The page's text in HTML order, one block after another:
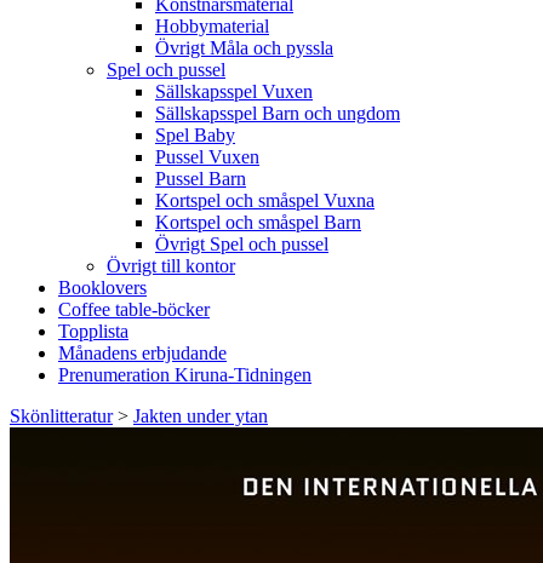
Konstnärsmaterial
Hobbymaterial
Övrigt Måla och pyssla
Spel och pussel
Sällskapsspel Vuxen
Sällskapsspel Barn och ungdom
Spel Baby
Pussel Vuxen
Pussel Barn
Kortspel och småspel Vuxna
Kortspel och småspel Barn
Övrigt Spel och pussel
Övrigt till kontor
Booklovers
Coffee table-böcker
Topplista
Månadens erbjudande
Prenumeration Kiruna-Tidningen
Skönlitteratur> Jakten under ytan